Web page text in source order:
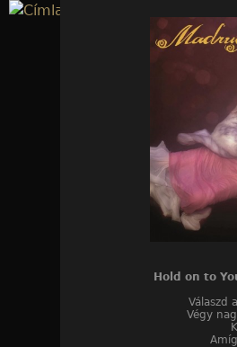
Hold on to
Válaszd
Végy